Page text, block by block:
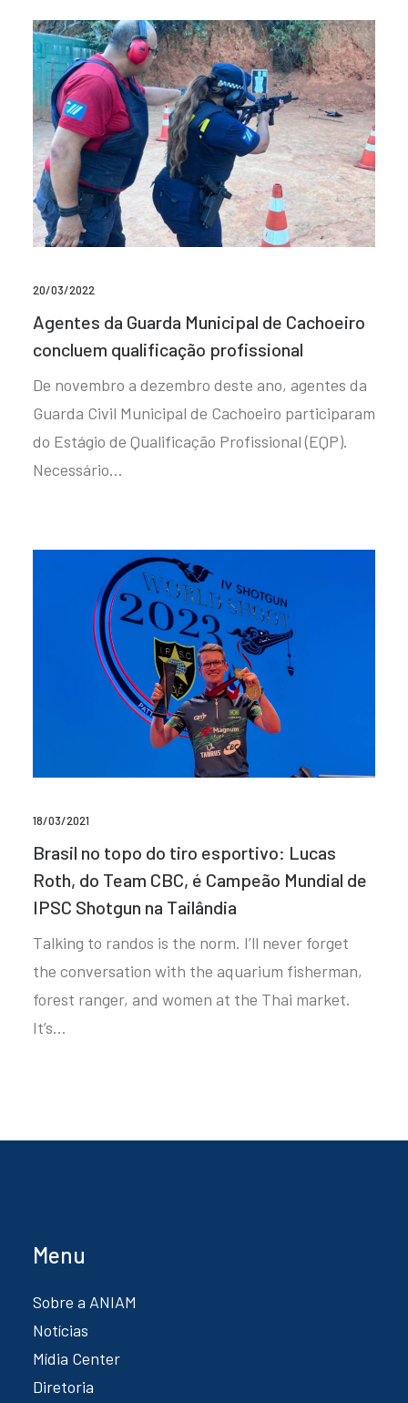
20/03/2022
Agentes da Guarda Municipal de Cachoeiro
concluem qualificação profissional
De novembro a dezembro deste ano, agentes da
Guarda Civil Municipal de Cachoeiro participaram
do Estágio de Qualificação Profissional (EQP).
Necessário…
18/03/2021
Brasil no topo do tiro esportivo: Lucas
Roth, do Team CBC, é Campeão Mundial de
IPSC Shotgun na Tailândia
Talking to randos is the norm. I’ll never forget
the conversation with the aquarium fisherman,
forest ranger, and women at the Thai market.
It’s…
Menu
Sobre a ANIAM
Notícias
Mídia Center
Diretoria